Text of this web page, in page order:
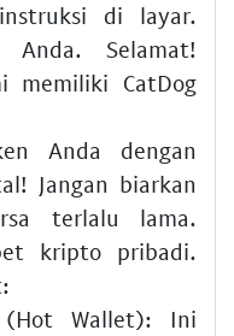
di layar.
Anda. Selamat!
memiliki CatDog
Anda dengan
Jangan biarkan
terlalu lama.
kripto pribadi.
Wallet): Ini